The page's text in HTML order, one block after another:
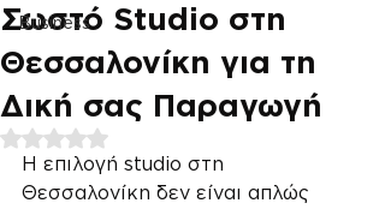
Business
Σωστό Studio στη
Θεσσαλονίκη για τη
Δική σας Παραγωγή
Βαθμολογήθηκε με NaN από 5 αστέρια.
Η επιλογή studio στη
Θεσσαλονίκη δεν είναι απλώς